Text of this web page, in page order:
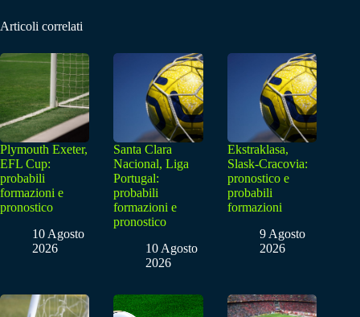
Articoli correlati
Plymouth Exeter,
EFL Cup:
probabili
formazioni e
pronostico
10 Agosto
2026
Santa Clara
Nacional, Liga
Portugal:
probabili
formazioni e
pronostico
10 Agosto
2026
Ekstraklasa,
Slask-Cracovia:
pronostico e
probabili
formazioni
9 Agosto
2026